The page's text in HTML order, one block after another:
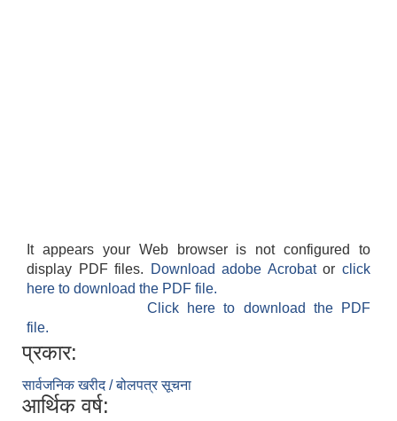
It appears your Web browser is not configured to
display PDF files.
Download adobe Acrobatorclick
here to download the PDF file.
Click here to download the PDF
file.
प्रकार:
सार्वजनिक खरीद / बोलपत्र सूचना
आर्थिक वर्ष: